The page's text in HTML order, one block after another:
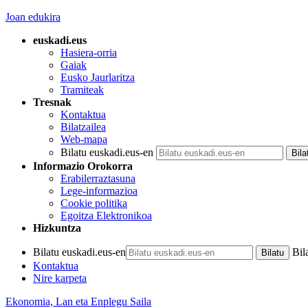
Joan edukira
euskadi.eus
Hasiera-orria
Gaiak
Eusko Jaurlaritza
Tramiteak
Tresnak
Kontaktua
Bilatzailea
Web-mapa
Bilatu euskadi.eus-en
Informazio Orokorra
Erabilerraztasuna
Lege-informazioa
Cookie politika
Egoitza Elektronikoa
Hizkuntza
Bilatu euskadi.eus-en
Kontaktua
Nire karpeta
Ekonomia, Lan eta Enplegu Saila